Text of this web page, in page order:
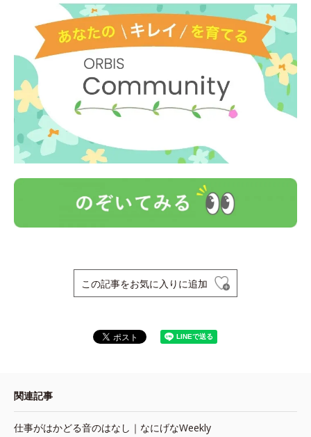
この記事をお気に入りに追加
関連記事
仕事がはかどる音のはなし｜なにげなWeekly